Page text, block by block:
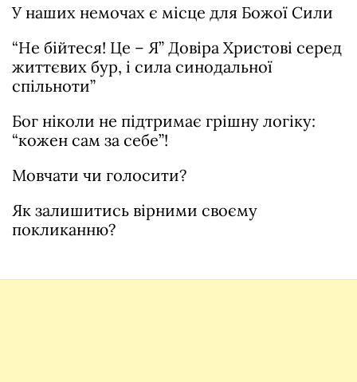
У наших немочах є місце для Божої Сили
“Не бійтеся! Це – Я” Довіра Христові серед
життєвих бур, і сила синодальної
спільноти”
Бог ніколи не підтримає грішну логіку:
“кожен сам за себе”!
Мовчати чи голосити?
Як залишитись вірними своєму
покликанню?